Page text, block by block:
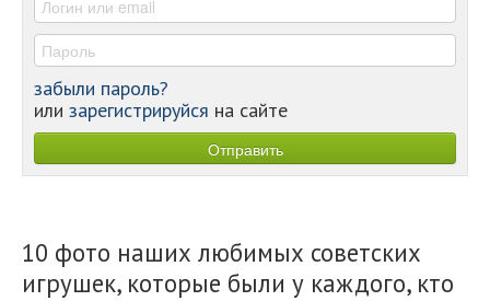
забыли пароль?
или зарегистрируйся на сайте
10 фото наших любимых советских
игрушек, которые были у каждого, кто